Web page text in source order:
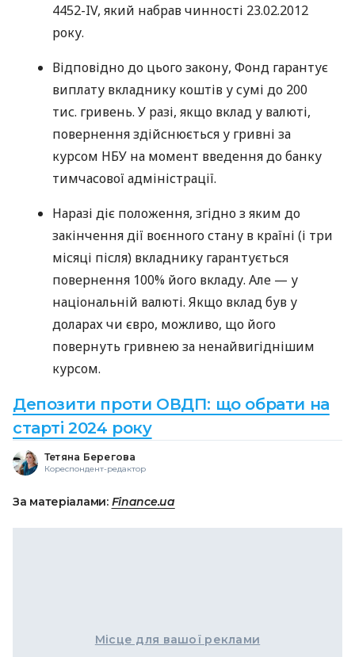
4452-IV, який набрав чинності 23.02.2012
року.
Відповідно до цього закону, Фонд гарантує
виплату вкладнику коштів у сумі до 200
тис. гривень. У разі, якщо вклад у валюті,
повернення здійснюється у гривні за
курсом НБУ на момент введення до банку
тимчасової адміністрації.
Наразі діє положення, згідно з яким до
закінчення дії воєнного стану в країні (і три
місяці після) вкладнику гарантується
повернення 100% його вкладу. Але — у
національній валюті. Якщо вклад був у
доларах чи євро, можливо, що його
повернуть гривнею за ненайвигіднішим
курсом.
Депозити проти ОВДП: що обрати на
старті 2024 року
Тетяна Берегова
Кореспондент-редактор
За матеріалами: Finance.ua
Місце для вашої реклами